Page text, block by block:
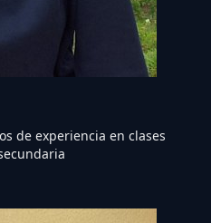
de experiencia en clases